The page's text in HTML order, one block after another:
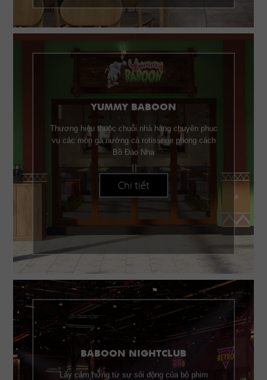
YUMMY BABOON
Thương hiệu thuộc chuỗi nhà hàng chuyên phục
vụ các món gà nướng cà rotisserie phong cách
Bồ Đào Nha
Chi tiết
BABOON NIGHTCLUB
Lấy cảm hứng từ sự sôi động của bộ phim